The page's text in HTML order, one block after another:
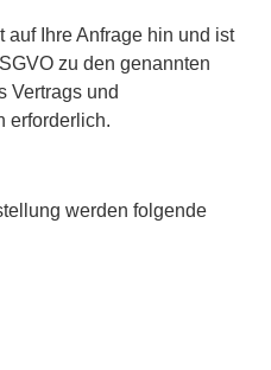
auf Ihre Anfrage hin und ist
zu den genannten
Vertrags und
erforderlich.
werden folgende